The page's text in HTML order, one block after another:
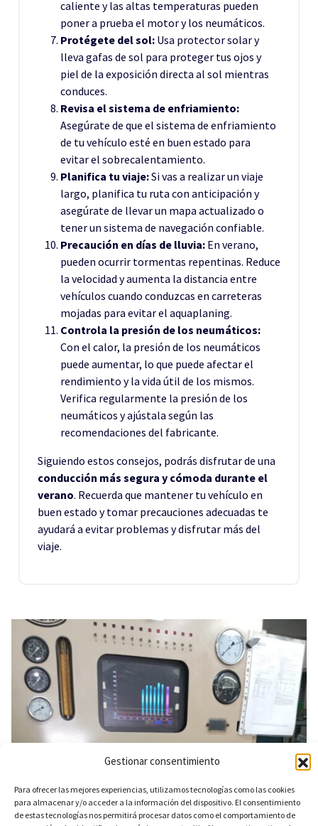
Gestionar consentimiento
Para ofrecer las mejores experiencias, utilizamos tecnologías como las cookies
para almacenar y/o acceder a la información del dispositivo. El consentimiento
de estas tecnologías nos permitirá procesar datos como el comportamiento de
caliente y las altas temperaturas pueden
poner a prueba el motor y los neumáticos.
Protégete del sol: Usa protector solar y
lleva gafas de sol para proteger tus ojos y
piel de la exposición directa al sol mientras
conduces.
Revisa el sistema de enfriamiento:
Asegúrate de que el sistema de enfriamiento
de tu vehículo esté en buen estado para
evitar el sobrecalentamiento.
Planifica tu viaje:Si vas a realizar un viaje
largo, planifica tu ruta con anticipación y
asegúrate de llevar un mapa actualizado o
tener un sistema de navegación confiable.
Precaución en días de lluvia: En verano,
pueden ocurrir tormentas repentinas. Reduce
la velocidad y aumenta la distancia entre
vehículos cuando conduzcas en carreteras
mojadas para evitar el aquaplaning.
Controla la presión de los neumáticos:
Con el calor, la presión de los neumáticos
puede aumentar, lo que puede afectar el
rendimiento y la vida útil de los mismos.
Verifica regularmente la presión de los
neumáticos y ajústala según las
recomendaciones del fabricante.
Siguiendo estos consejos, podrás disfrutar de una
conducción más segura y cómoda durante el
verano. Recuerda que mantener tu vehículo en
buen estado y tomar precauciones adecuadas te
ayudará a evitar problemas y disfrutar más del
viaje.